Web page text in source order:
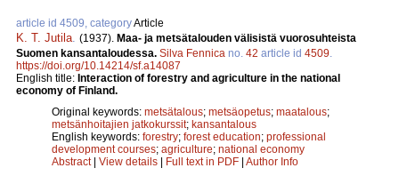
article id 4509, categoryArticle
K. T. Jutila (1937). Maa- ja metsätalouden välisistä vuorosuhteista
Suomen kansantaloudessa. Silva Fennica no. 42 article id 4509
https://doi.org/10.14214/sf.a14087
English title: Interaction of forestry and agriculture in the national
economy of Finland.
Original keywords: metsätalous; metsäopetus; maatalous;
metsänhoitajien jatkokurssit; kansantalous
English keywords: forestry; forest education; professional
development courses; agriculture; national economy
Abstract| View details | Full text in PDF | Author Info